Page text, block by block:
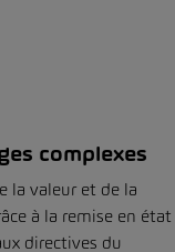
complexes
la valeur et de la
à la remise en état
directives du